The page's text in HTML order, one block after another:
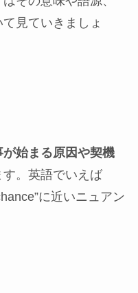
見ていきましょ
が始まる原因や契機
す。英語でいえば
に近いニュアン